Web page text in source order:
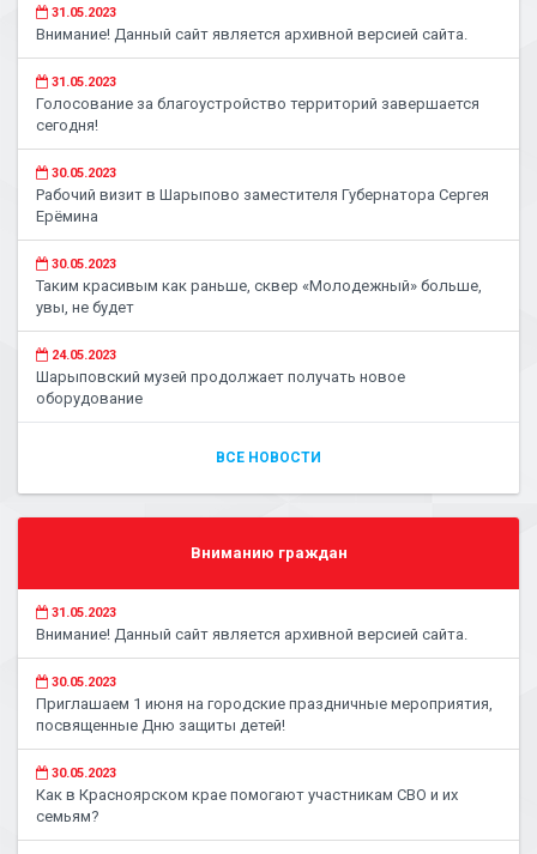
31.05.2023
Внимание! Данный сайт является архивной версией сайта.
31.05.2023
Голосование за благоустройство территорий завершается
сегодня!
30.05.2023
Рабочий визит в Шарыпово заместителя Губернатора Сергея
Ерёмина
30.05.2023
Таким красивым как раньше, сквер «Молодежный» больше,
увы, не будет
24.05.2023
Шарыповский музей продолжает получать новое
оборудование
ВСЕ НОВОСТИ
Вниманию граждан
31.05.2023
Внимание! Данный сайт является архивной версией сайта.
30.05.2023
Приглашаем 1 июня на городские праздничные мероприятия,
посвященные Дню защиты детей!
30.05.2023
Как в Красноярском крае помогают участникам СВО и их
семьям?